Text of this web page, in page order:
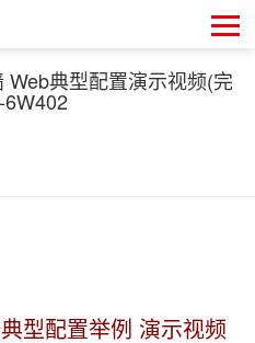
Web典型配置演示视频(完
型配置举例 演示视频